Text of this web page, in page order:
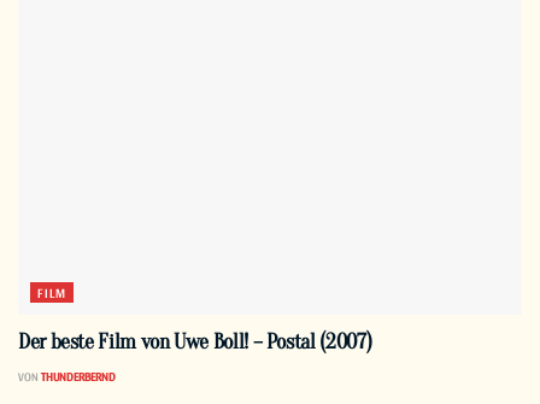
FILM
Der beste Film von Uwe Boll! – Postal (2007)
VON THUNDERBERND